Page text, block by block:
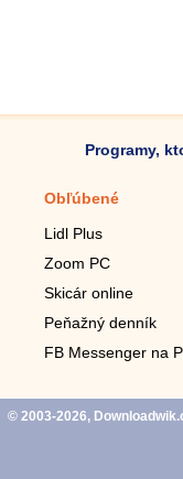
Programy,
Obľúbené
Lidl Plus
Zoom PC
Skicár online
Peňažný denník
FB Messenger na
© 2003-2026,